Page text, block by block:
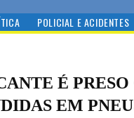
POLICIAL E ACIDENTES
É
EM